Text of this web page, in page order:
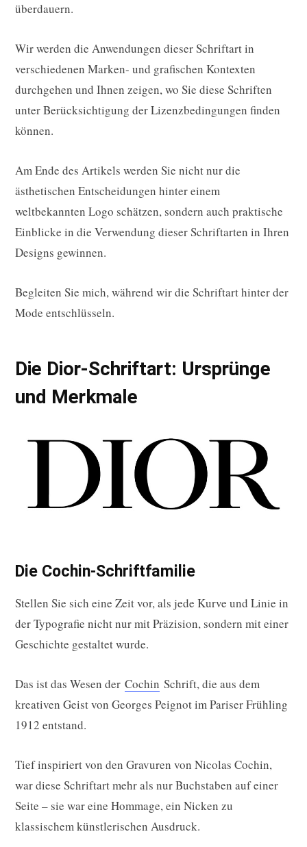
überdauern.
Wir werden die Anwendungen dieser Schriftart in
verschiedenen Marken- und grafischen Kontexten
durchgehen und Ihnen zeigen, wo Sie diese Schriften
unter Berücksichtigung der Lizenzbedingungen finden
können.
Am Ende des Artikels werden Sie nicht nur die
ästhetischen Entscheidungen hinter einem
weltbekannten Logo schätzen, sondern auch praktische
Einblicke in die Verwendung dieser Schriftarten in Ihren
Designs gewinnen.
Begleiten Sie mich, während wir die Schriftart hinter der
Mode entschlüsseln.
Die Dior-Schriftart: Ursprünge
und Merkmale
Die Cochin-Schriftfamilie
Stellen Sie sich eine Zeit vor, als jede Kurve und Linie in
der Typografie nicht nur mit Präzision, sondern mit einer
Geschichte gestaltet wurde.
Das ist das Wesen der Cochin Schrift, die aus dem
kreativen Geist von Georges Peignot im Pariser Frühling
1912 entstand.
Tief inspiriert von den Gravuren von Nicolas Cochin,
war diese Schriftart mehr als nur Buchstaben auf einer
Seite – sie war eine Hommage, ein Nicken zu
klassischem künstlerischen Ausdruck.